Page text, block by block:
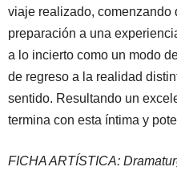
viaje realizado, comenzando
preparación a una
a lo incierto como un modo
de regreso a la realidad
sentido. Resultando un
termina con esta íntima y
FICHA ARTÍSTICA: